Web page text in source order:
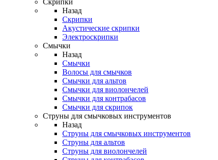
Скрипки
Назад
Скрипки
Акустические скрипки
Электроскрипки
Смычки
Назад
Смычки
Волосы для смычков
Смычки для альтов
Смычки для виолончелей
Смычки для контрабасов
Смычки для скрипок
Струны для смычковых инструментов
Назад
Струны для смычковых инструментов
Струны для альтов
Струны для виолончелей